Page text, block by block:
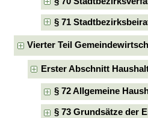
§ 71
Vierter Teil
Erster Abschnitt
§ 72 Allgemeine
§ 73 Grundsätze der